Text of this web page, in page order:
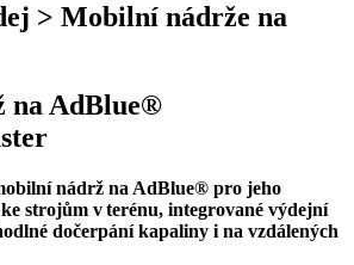
> Mobilní nádrže na
na AdBlue®
nádrž na AdBlue® pro jeho
strojům v terénu, integrované výdejní
dočerpání kapaliny i na vzdálených